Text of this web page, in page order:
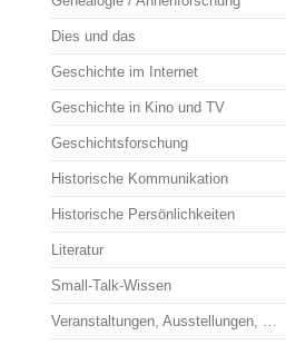
Dies und das
Geschichte im Internet
Geschichte in Kino und TV
Geschichtsforschung
Historische Kommunikation
Historische Persönlichkeiten
Literatur
Small-Talk-Wissen
Veranstaltungen, Ausstellungen, …